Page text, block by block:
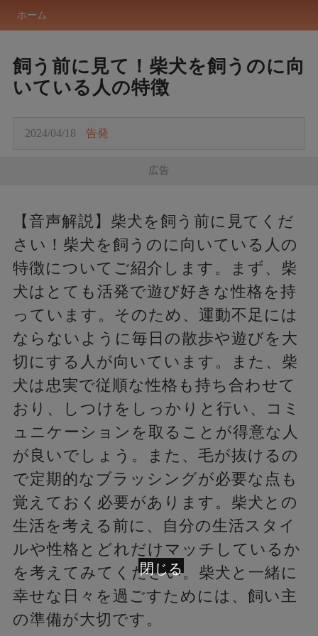
ホーム
飼う前に見て！柴犬を飼うのに向
いている人の特徴
2024/04/18 告発
広告
【音声解説】柴犬を飼う前に見てくだ
さい！柴犬を飼うのに向いている人の
特徴についてご紹介します。まず、柴
犬はとても活発で遊び好きな性格を持
っています。そのため、運動不足には
ならないように毎日の散歩や遊びを大
切にする人が向いています。また、柴
犬は忠実で従順な性格も持ち合わせて
おり、しつけをしっかりと行い、コミ
ュニケーションを取ることが得意な人
が良いでしょう。また、毛が抜けるの
で定期的なブラッシングが必要な点も
覚えておく必要があります。柴犬との
生活を考える前に、自分の生活スタイ
ルや性格とどれだけマッチしているか
を考えてみてください。柴犬と一緒に
幸せな日々を過ごすためには、飼い主
の準備が大切です。
閉じる